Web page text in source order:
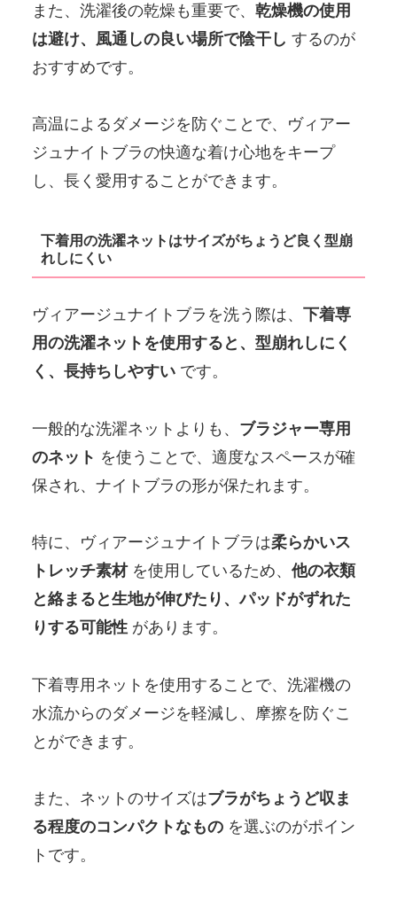
また、洗濯後の乾燥も重要で、 乾燥機の使用
は避け、風通しの良い場所で陰干し するのが
おすすめです。
高温によるダメージを防ぐことで、ヴィアー
ジュナイトブラの快適な着け心地をキープ
し、長く愛用することができます。
下着用の洗濯ネットはサイズがちょうど良く型崩
れしにくい
ヴィアージュナイトブラを洗う際は、 下着専
用の洗濯ネットを使用すると、型崩れしにく
く、長持ちしやすい です。
一般的な洗濯ネットよりも、 ブラジャー専用
のネット を使うことで、適度なスペースが確
保され、ナイトブラの形が保たれます。
特に、ヴィアージュナイトブラは柔らかいス
トレッチ素材を使用しているため、 他の衣類
と絡まると生地が伸びたり、パッドがずれた
りする可能性 があります。
下着専用ネットを使用することで、洗濯機の
水流からのダメージを軽減し、摩擦を防ぐこ
とができます。
また、ネットのサイズはブラがちょうど収ま
る程度のコンパクトなもの を選ぶのがポイン
トです。